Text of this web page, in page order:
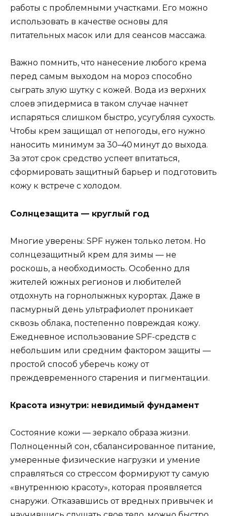
работы с проблемными участками. Его можно
использовать в качестве основы для
питательных масок или для сеансов массажа.
Важно помнить, что нанесение любого крема
перед самым выходом на мороз способно
сыграть злую шутку с кожей. Вода из верхних
слоев эпидермиса в таком случае начнет
испаряться слишком быстро, усугубляя сухость.
Чтобы крем защищал от непогоды, его нужно
наносить минимум за 30–40 минут до выхода.
За этот срок средство успеет впитаться,
сформировать защитный барьер и подготовить
кожу к встрече с холодом.
Солнцезащита — круглый год
Многие уверены: SPF нужен только летом. Но
солнцезащитный крем для зимы — не
роскошь, а необходимость. Особенно для
жителей южных регионов и любителей
отдохнуть на горнолыжных курортах. Даже в
пасмурный день ультрафиолет проникает
сквозь облака, постепенно повреждая кожу.
Ежедневное использование SPF-средств с
небольшим или средним фактором защиты —
простой способ уберечь кожу от
преждевременного старения и пигментации.
Красота изнутри: невидимый фундамент
Состояние кожи — зеркало образа жизни.
Полноценный сон, сбалансированное питание,
умеренные физические нагрузки и умение
справляться со стрессом формируют ту самую
«внутреннюю красоту», которая проявляется
снаружи. Отказавшись от вредных привычек и